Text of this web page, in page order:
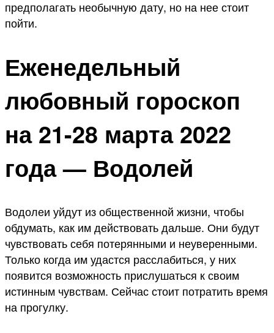
предполагать необычную дату, но на нее стоит
пойти.
Еженедельный
любовный гороскоп
на 21-28 марта 2022
года — Водолей
Водолеи уйдут из общественной жизни, чтобы
обдумать, как им действовать дальше. Они будут
чувствовать себя потерянными и неуверенными.
Только когда им удастся расслабиться, у них
появится возможность прислушаться к своим
истинным чувствам. Сейчас стоит потратить время
на прогулку.